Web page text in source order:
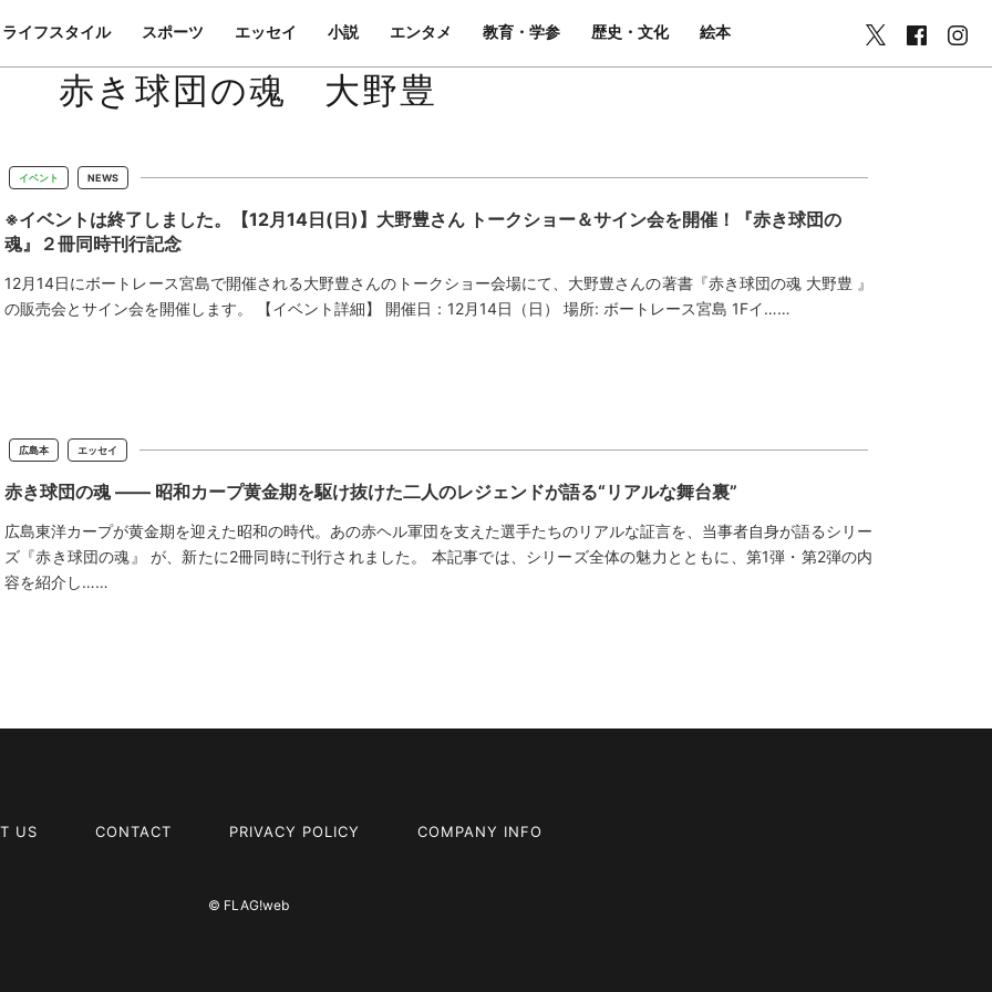
ライフスタイル スポーツ エッセイ 小説 エンタメ 教育・学参 歴史・文化 絵本
赤き球団の魂 大野豊
イベント NEWS
※イベントは終了しました。【12月14日(日)】大野豊さん トークショー＆サイン会を開催！『赤き球団の
魂』２冊同時刊行記念
12月14日にボートレース宮島で開催される大野豊さんのトークショー会場にて、大野豊さんの著書『赤き球団の魂 大野豊 』
の販売会とサイン会を開催します。 【イベント詳細】 開催日：12月14日（日） 場所: ボートレース宮島 1Fイ……
広島本 エッセイ
赤き球団の魂 —— 昭和カープ黄金期を駆け抜けた二人のレジェンドが語る“リアルな舞台裏”
広島東洋カープが黄金期を迎えた昭和の時代。あの赤ヘル軍団を支えた選手たちのリアルな証言を、当事者自身が語るシリー
ズ『赤き球団の魂』 が、新たに2冊同時に刊行されました。 本記事では、シリーズ全体の魅力とともに、第1弾・第2弾の内
容を紹介し……
US CONTACT PRIVACY POLICY COMPANY INFO
© FLAG!web